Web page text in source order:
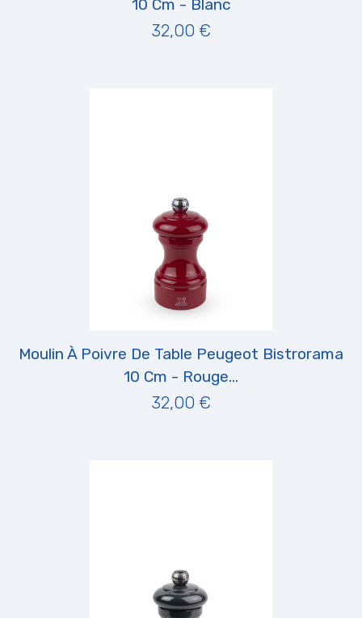
10 Cm - Blanc
32,00 €
Moulin À Poivre De Table Peugeot Bistrorama
10 Cm - Rouge...
32,00 €